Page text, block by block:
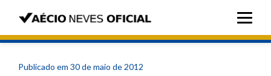
Publicado em 30 de maio de 2012